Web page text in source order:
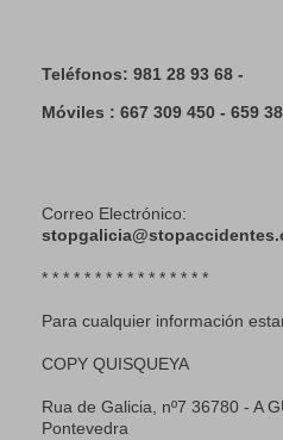
Teléfonos: 981 28 93 68 -
Móviles : 667 309 450 - 659
Correo Electrónico:
* * * * * * * * * * * * * * * *
Para cualquier información
COPY QUISQUEYA
Rua de Galicia, nº7 36780 - A
Pontevedra